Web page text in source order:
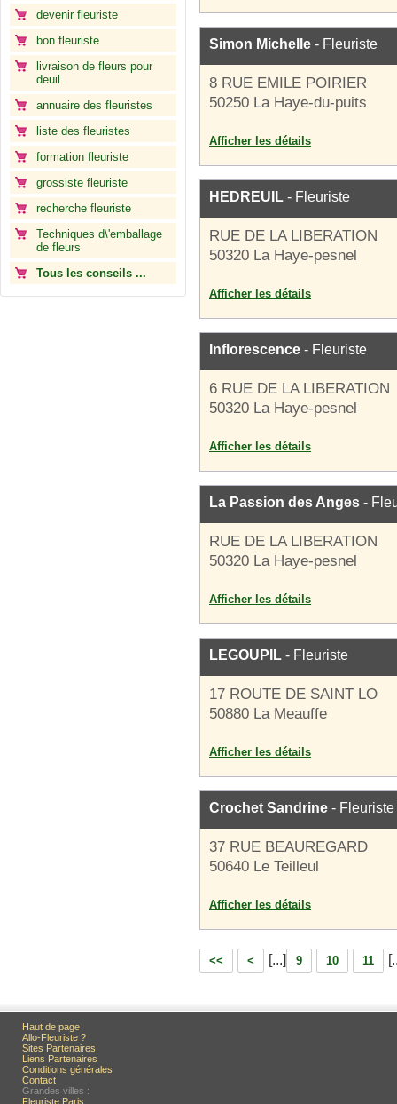
devenir fleuriste
bon fleuriste
livraison de fleurs pour
deuil
annuaire des fleuristes
liste des fleuristes
formation fleuriste
grossiste fleuriste
recherche fleuriste
Techniques d\'emballage
de fleurs
Tous les conseils ...
Simon Michelle - Fleuriste
8 RUE EMILE POIRIER
50250 La Haye-du-puits
Afficher les détails
HEDREUIL - Fleuriste
RUE DE LA LIBERATION
50320 La Haye-pesnel
Afficher les détails
Inflorescence - Fleuriste
6 RUE DE LA LIBERATION
50320 La Haye-pesnel
Afficher les détails
La Passion des Anges -
RUE DE LA LIBERATION
50320 La Haye-pesnel
Afficher les détails
LEGOUPIL - Fleuriste
17 ROUTE DE SAINT LO
50880 La Meauffe
Afficher les détails
Crochet Sandrine - Fleuriste
37 RUE BEAUREGARD
50640 Le Teilleul
Afficher les détails
<< < [...] 9 10 11
Haut de page
Allo-Fleuriste ?
Sites Partenaires
Liens Partenaires
Conditions générales
Contact
Grandes villes :
Fleuriste Paris